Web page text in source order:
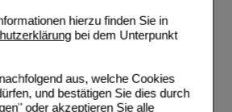
hierzu finden Sie in
bei dem Unterpunkt
aus, welche Cookies
und bestätigen Sie dies durch
oder akzeptieren Sie alle